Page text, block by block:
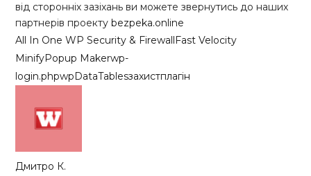
від сторонніх зазіхань ви можете звернутись до наших
партнерів проекту bezpeka.online
All In One WP Security & Firewall Fast Velocity
MinifyPopup Makerwp-
login.phpwpDataTablesзахистплагін
Дмитро К.